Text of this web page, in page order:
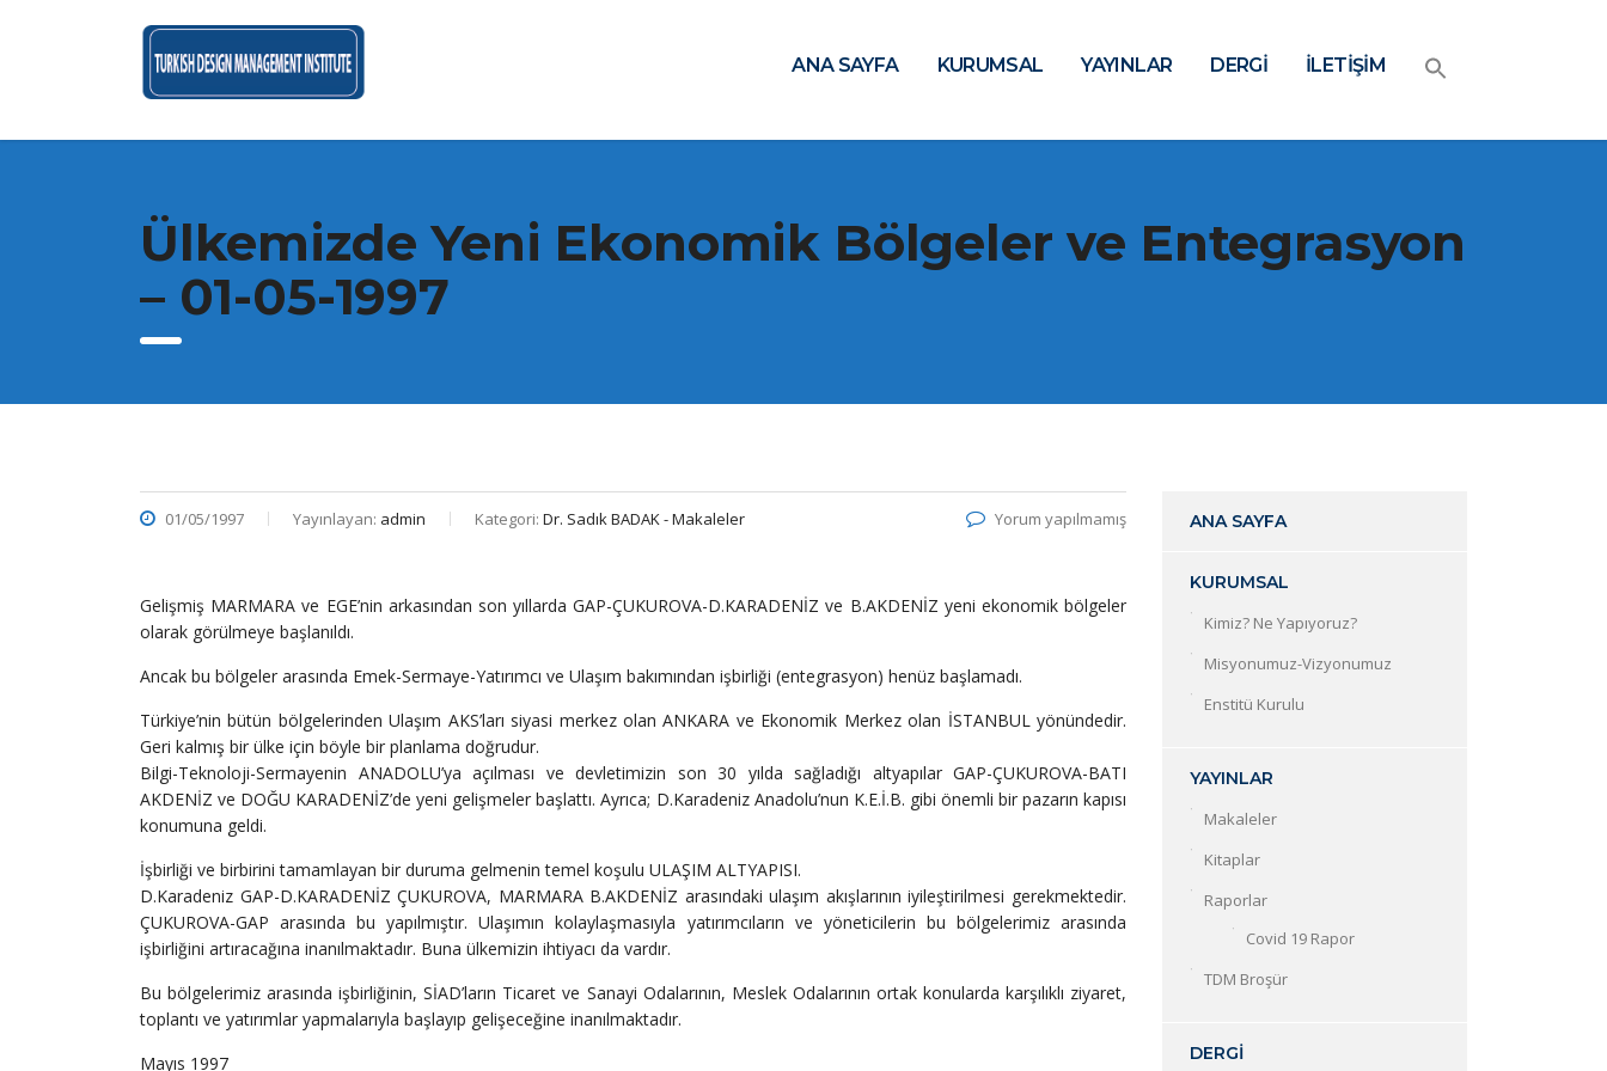
ANA SAYFA KURUMSAL YAYINLAR DERGİ İLETİŞİM
Ülkemizde Yeni Ekonomik Bölgeler ve Entegrasyon
– 01-05-1997
01/05/1997 Yayınlayan: admin Kategori: Dr. Sadık BADAK - Makaleler Yorum yapılmamış
Gelişmiş MARMARA ve EGE’nin arkasından son yıllarda GAP-ÇUKUROVA-D.KARADENİZ ve B.AKDENİZ yeni ekonomik bölgeler
olarak görülmeye başlanıldı.
Ancak bu bölgeler arasında Emek-Sermaye-Yatırımcı ve Ulaşım bakımından işbirliği (entegrasyon) henüz başlamadı.
Türkiye’nin bütün bölgelerinden Ulaşım AKS’ları siyasi merkez olan ANKARA ve Ekonomik Merkez olan İSTANBUL yönündedir.
Geri kalmış bir ülke için böyle bir planlama doğrudur.
Bilgi-Teknoloji-Sermayenin ANADOLU’ya açılması ve devletimizin son 30 yılda sağladığı altyapılar GAP-ÇUKUROVA-BATI
AKDENİZ ve DOĞU KARADENİZ’de yeni gelişmeler başlattı. Ayrıca; D.Karadeniz Anadolu’nun K.E.İ.B. gibi önemli bir pazarın kapısı
konumuna geldi.
İşbirliği ve birbirini tamamlayan bir duruma gelmenin temel koşulu ULAŞIM ALTYAPISI.
D.Karadeniz GAP-D.KARADENİZ ÇUKUROVA, MARMARA B.AKDENİZ arasındaki ulaşım akışlarının iyileştirilmesi gerekmektedir.
ÇUKUROVA-GAP arasında bu yapılmıştır. Ulaşımın kolaylaşmasıyla yatırımcıların ve yöneticilerin bu bölgelerimiz arasında
işbirliğini artıracağına inanılmaktadır. Buna ülkemizin ihtiyacı da vardır.
Bu bölgelerimiz arasında işbirliğinin, SİAD’ların Ticaret ve Sanayi Odalarının, Meslek Odalarının ortak konularda karşılıklı ziyaret,
toplantı ve yatırımlar yapmalarıyla başlayıp gelişeceğine inanılmaktadır.
Mayıs 1997
ANA SAYFA
KURUMSAL
Kimiz? Ne Yapıyoruz?
Misyonumuz-Vizyonumuz
Enstitü Kurulu
YAYINLAR
Makaleler
Kitaplar
Raporlar
Covid 19 Rapor
TDM Broşür
DERGİ